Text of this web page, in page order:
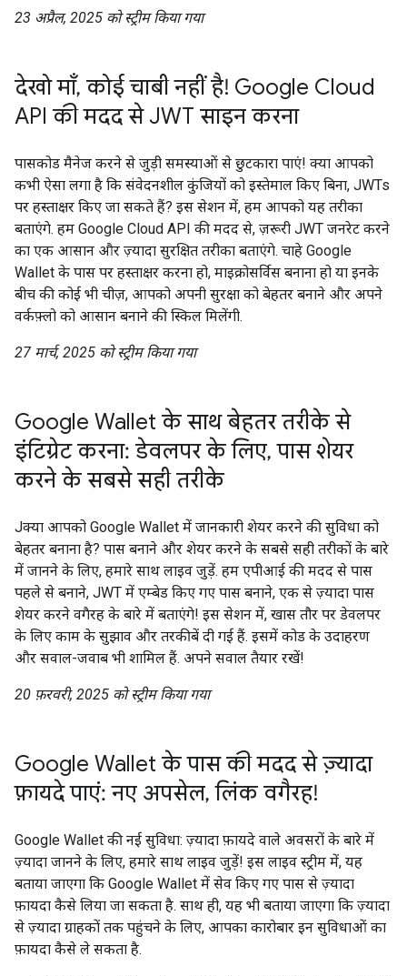
23 अप्रैल, 2025 को स्ट्रीम किया गया
देखो माँ, कोई चाबी नहीं है! Google Cloud
API की मदद से JWT साइन करना
पासकोड मैनेज करने से जुड़ी समस्याओं से छुटकारा पाएं! क्या आपको
कभी ऐसा लगा है कि संवेदनशील कुंजियों को इस्तेमाल किए बिना, JWTs
पर हस्ताक्षर किए जा सकते हैं? इस सेशन में, हम आपको यह तरीका
बताएंगे. हम Google Cloud API की मदद से, ज़रूरी JWT जनरेट करने
का एक आसान और ज़्यादा सुरक्षित तरीका बताएंगे. चाहे Google
Wallet के पास पर हस्ताक्षर करना हो, माइक्रोसर्विस बनाना हो या इनके
बीच की कोई भी चीज़, आपको अपनी सुरक्षा को बेहतर बनाने और अपने
वर्कफ़्लो को आसान बनाने की स्किल मिलेंगी.
27 मार्च, 2025 को स्ट्रीम किया गया
Google Wallet के साथ बेहतर तरीके से
इंटिग्रेट करना: डेवलपर के लिए, पास शेयर
करने के सबसे सही तरीके
Jक्या आपको Google Wallet में जानकारी शेयर करने की सुविधा को
बेहतर बनाना है? पास बनाने और शेयर करने के सबसे सही तरीकों के बारे
में जानने के लिए, हमारे साथ लाइव जुड़ें. हम एपीआई की मदद से पास
पहले से बनाने, JWT में एम्बेड किए गए पास बनाने, एक से ज़्यादा पास
शेयर करने वगैरह के बारे में बताएंगे! इस सेशन में, खास तौर पर डेवलपर
के लिए काम के सुझाव और तरकीबें दी गई हैं. इसमें कोड के उदाहरण
और सवाल-जवाब भी शामिल हैं. अपने सवाल तैयार रखें!
20 फ़रवरी, 2025 को स्ट्रीम किया गया
Google Wallet के पास की मदद से ज़्यादा
फ़ायदे पाएं: नए अपसेल, लिंक वगैरह!
Google Wallet की नई सुविधा: ज़्यादा फ़ायदे वाले अवसरों के बारे में
ज़्यादा जानने के लिए, हमारे साथ लाइव जुड़ें! इस लाइव स्ट्रीम में, यह
बताया जाएगा कि Google Wallet में सेव किए गए पास से ज़्यादा
फ़ायदा कैसे लिया जा सकता है. साथ ही, यह भी बताया जाएगा कि ज़्यादा
से ज़्यादा ग्राहकों तक पहुंचने के लिए, आपका कारोबार इन सुविधाओं का
फ़ायदा कैसे ले सकता है.